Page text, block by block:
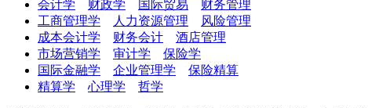
会计学
财政学 国际贸易
财务管理
工商管理学
人力资源管理
风险管理
成本会计学
财务会计
酒店管理
市场营销学
审计学
保险学
国际金融学
企业管理学
保险精算
精算学
心理学 哲学